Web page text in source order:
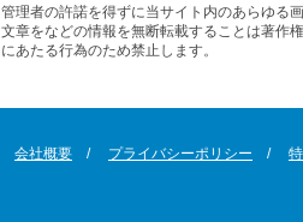
管理者の許諾を得ずに当サイト内のあらゆる
文章をなどの情報を無断転載することは著作
にあたる行為のため禁止します。
会社概要 プライバシーポリシー